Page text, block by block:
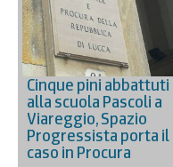
Cinque pini abbattuti
alla scuola Pascoli a
Viareggio, Spazio
Progressista porta il
caso in Procura